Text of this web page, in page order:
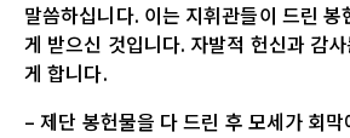
말씀하십니다. 이는 지휘관들이 드린
게 받으신 것입니다. 자발적 헌신과 감
게 합니다.
– 제단 봉헌물을 다 드린 후 모세가 회